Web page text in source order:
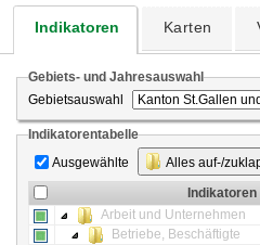
Indikatoren Karten
Gebiets- und Jahresauswahl
Gebietsauswahl
Indikatorentabelle
Ausgewählte
Alles auf-/
Arbeit und Unternehmen
Betriebe, Beschäftigte